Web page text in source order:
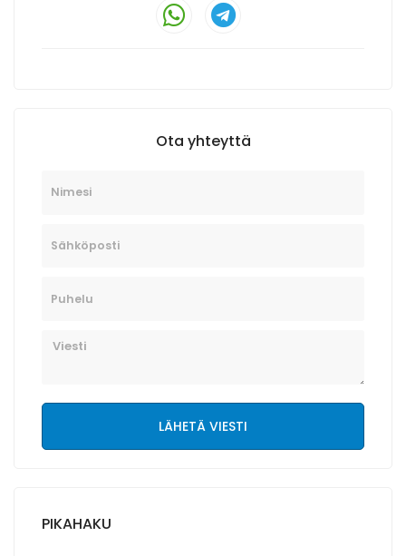
Ota yhteyttä
LÄHETÄ VIESTI
PIKAHAKU